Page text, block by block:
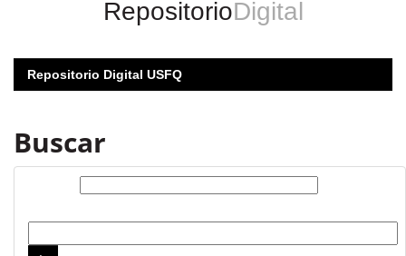
RepositorioDigital
Repositorio Digital USFQ
Buscar